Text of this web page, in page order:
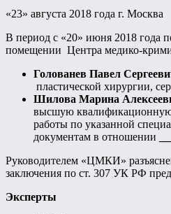
«23» августа 2018 года г. Москва
В период с «20» июня 2018 года
помещении Центра медико-
Голованев Павел
пластической хирургии,
Шилова Марина
высшую квалификационную
работы по указанной
документам в отношении
Руководителем «ЦМКИ»
заключения по ст. 307 УК РФ
Эксперты